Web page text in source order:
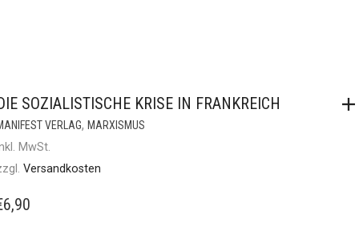
SOZIALISTISCHE KRISE IN FRANKREICH
VERLAG, MARXISMUS
MwSt.
Versandkosten
6,90